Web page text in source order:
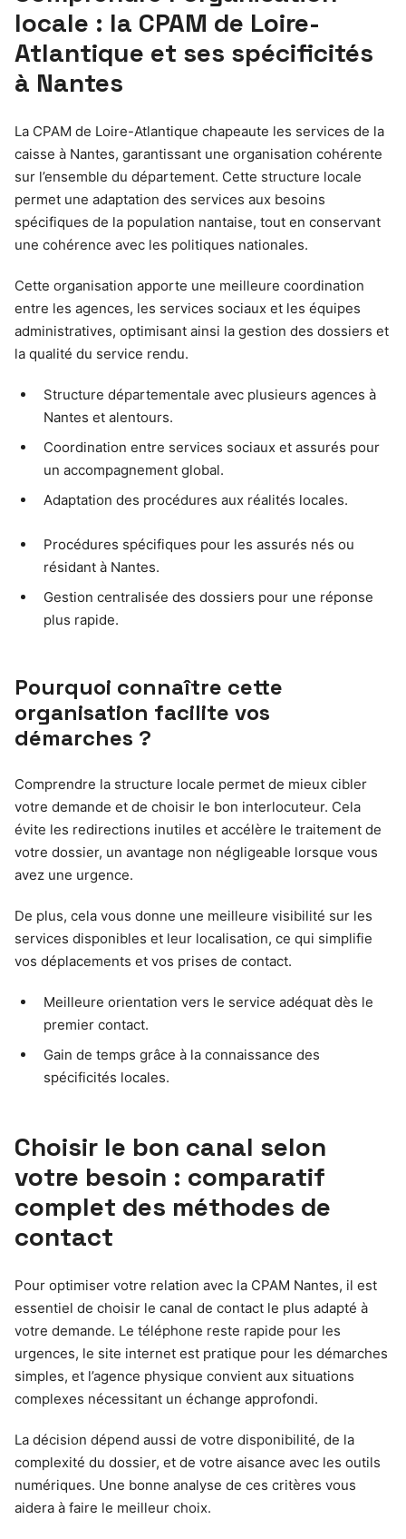
locale : la CPAM de Loire-
Atlantique et ses spécificités
à Nantes
La CPAM de Loire-Atlantique chapeaute les services de la
caisse à Nantes, garantissant une organisation cohérente
sur l’ensemble du département. Cette structure locale
permet une adaptation des services aux besoins
spécifiques de la population nantaise, tout en conservant
une cohérence avec les politiques nationales.
Cette organisation apporte une meilleure coordination
entre les agences, les services sociaux et les équipes
administratives, optimisant ainsi la gestion des dossiers et
la qualité du service rendu.
Structure départementale avec plusieurs agences à
Nantes et alentours.
Coordination entre services sociaux et assurés pour
un accompagnement global.
Adaptation des procédures aux réalités locales.
Procédures spécifiques pour les assurés nés ou
résidant à Nantes.
Gestion centralisée des dossiers pour une réponse
plus rapide.
Pourquoi connaître cette
organisation facilite vos
démarches ?
Comprendre la structure locale permet de mieux cibler
votre demande et de choisir le bon interlocuteur. Cela
évite les redirections inutiles et accélère le traitement de
votre dossier, un avantage non négligeable lorsque vous
avez une urgence.
De plus, cela vous donne une meilleure visibilité sur les
services disponibles et leur localisation, ce qui simplifie
vos déplacements et vos prises de contact.
Meilleure orientation vers le service adéquat dès le
premier contact.
Gain de temps grâce à la connaissance des
spécificités locales.
Choisir le bon canal selon
votre besoin : comparatif
complet des méthodes de
contact
Pour optimiser votre relation avec la CPAM Nantes, il est
essentiel de choisir le canal de contact le plus adapté à
votre demande. Le téléphone reste rapide pour les
urgences, le site internet est pratique pour les démarches
simples, et l’agence physique convient aux situations
complexes nécessitant un échange approfondi.
La décision dépend aussi de votre disponibilité, de la
complexité du dossier, et de votre aisance avec les outils
numériques. Une bonne analyse de ces critères vous
aidera à faire le meilleur choix.